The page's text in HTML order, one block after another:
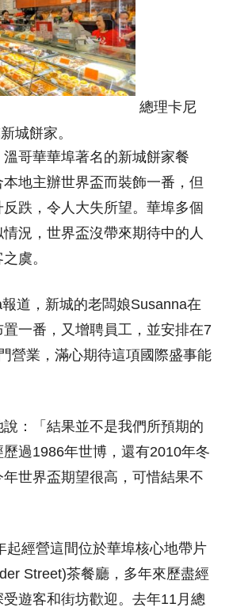
總理卡尼
城餅家。
溫哥華華埠著名的新城餅家餐
地主辦世界盃而裝飾一番，但
跌，令人大失所望。華埠多個
況，世界盃沒帶來期待中的人
虞。
道，新城的老闆娘Susanna在
一番，又增聘員工，並安排在7
營業，滿心期待這項國際盛事能
：「結果並不是我們所預期的
過1986年世博，還有2010年冬
世界盃期望很高，可惜結果不
起經營這間位於華埠核心地帶片
Street)茶餐廳，多年來歷盡經
遊客和街坊歡迎。去年11月總